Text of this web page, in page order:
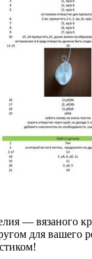
—
для вашего